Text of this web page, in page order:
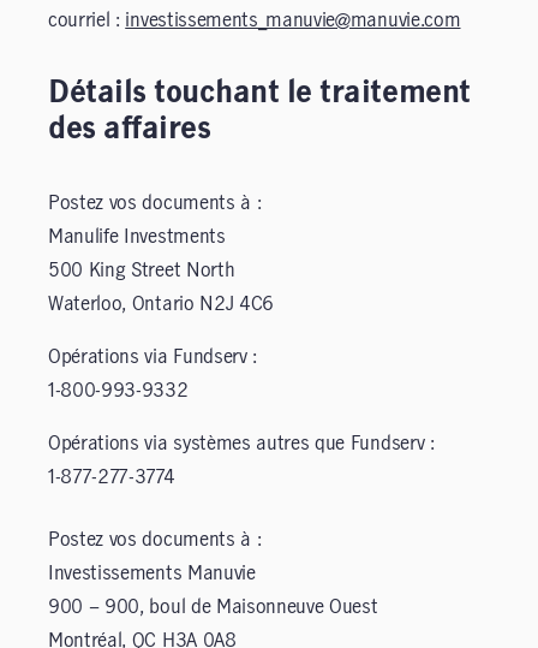
courriel : investissements_manuvie@manuvie.com
Détails touchant le traitement
des affaires
Postez vos documents à :
Manulife Investments
500 King Street North
Waterloo, Ontario N2J 4C6
Opérations via Fundserv :
1-800-993-9332
Opérations via systèmes autres que Fundserv :
1-877-277-3774
Postez vos documents à :
Investissements Manuvie
900 – 900, boul de Maisonneuve Ouest
Montréal, QC H3A 0A8